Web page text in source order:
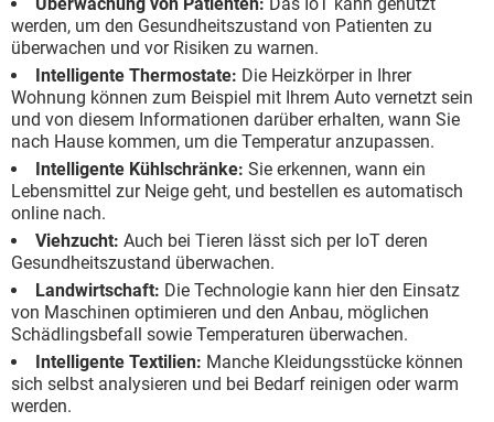
werden, um den Gesundheitszustand von Patienten zu
überwachen und vor Risiken zu warnen.
Intelligente Thermostate: Die Heizkörper in Ihrer
Wohnung können zum Beispiel mit Ihrem Auto vernetzt sein
und von diesem Informationen darüber erhalten, wann Sie
nach Hause kommen, um die Temperatur anzupassen.
Intelligente Kühlschränke: Sie erkennen, wann ein
Lebensmittel zur Neige geht, und bestellen es automatisch
online nach.
Viehzucht: Auch bei Tieren lässt sich per IoT deren
Gesundheitszustand überwachen.
Landwirtschaft: Die Technologie kann hier den Einsatz
von Maschinen optimieren und den Anbau, möglichen
Schädlingsbefall sowie Temperaturen überwachen.
Intelligente Textilien: Manche Kleidungsstücke können
sich selbst analysieren und bei Bedarf reinigen oder warm
werden.